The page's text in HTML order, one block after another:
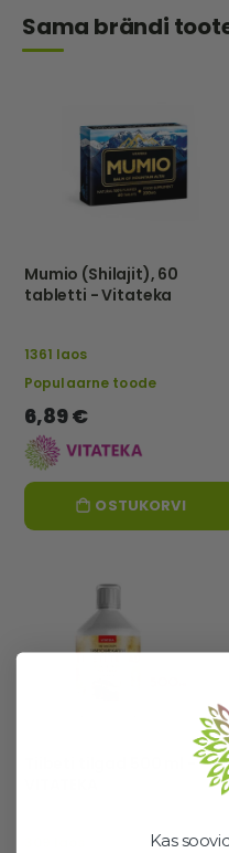
Sama brändi
Mumio (Shilajit), 60
tabletti - Vitateka
1361 laos
Populaarne toode
6,89 €
OSTUKORVI
Tiibeti tilgad 500 ml -
Kas